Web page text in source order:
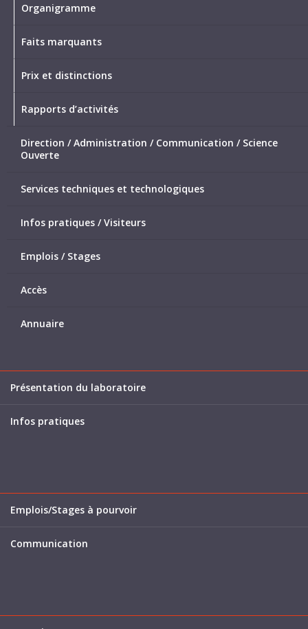
Organigramme
Faits marquants
Prix et distinctions
Rapports d’activités
Direction / Administration / Communication / Science
Ouverte
Services techniques et technologiques
Infos pratiques / Visiteurs
Emplois / Stages
Accès
Annuaire
Présentation du laboratoire
Infos pratiques
Emplois/Stages à pourvoir
Communication